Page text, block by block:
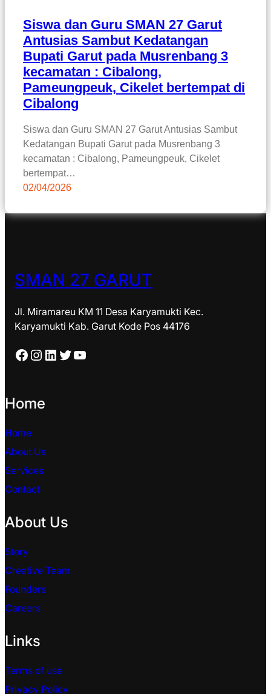
Siswa dan Guru SMAN 27 Garut
Antusias Sambut Kedatangan
Bupati Garut pada Musrenbang 3
kecamatan : Cibalong,
Pameungpeuk, Cikelet bertempat di
Cibalong
Siswa dan Guru SMAN 27 Garut Antusias Sambut
Kedatangan Bupati Garut pada Musrenbang 3
kecamatan : Cibalong, Pameungpeuk, Cikelet
bertempat…
02/04/2026
SMAN 27 GARUT
Jl. Miramareu KM 11 Desa Karyamukti Kec.
Karyamukti Kab. Garut Kode Pos 44176
Facebook Instagram LinkedIn Twitter YouTube
Home
Home
About Us
Services
Contact
About Us
Story
Creative Team
Founders
Careers
Links
Terms of use
Privacy Policy